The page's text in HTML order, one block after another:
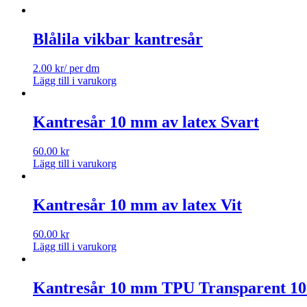
Blålila vikbar kantresår
2.00 kr/ per dm
Lägg till i varukorg
Kantresår 10 mm av latex Svart
60.00 kr
Lägg till i varukorg
Kantresår 10 mm av latex Vit
60.00 kr
Lägg till i varukorg
Kantresår 10 mm TPU Transparent